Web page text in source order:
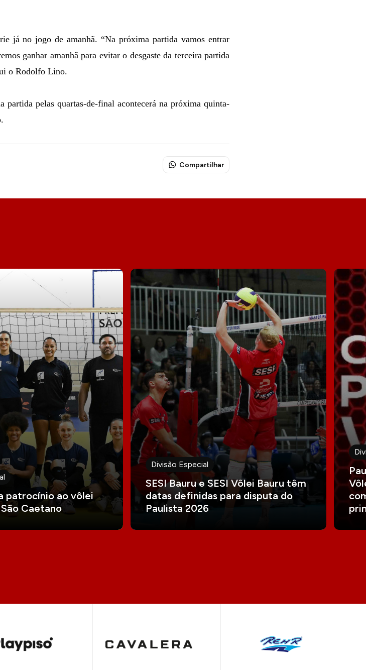
já no jogo de amanhã. “Na próxima partida vamos entrar
ganhar amanhã para evitar o desgaste da terceira partida
o Rodolfo Lino.
partida pelas quartas-de-final acontecerá na próxima quinta-
Compartilhar
patrocínio ao vôlei
Caetano
Divisão Especial
SESI Bauru e SESI Vôlei Bauru têm
datas definidas para disputa do
Paulista 2026